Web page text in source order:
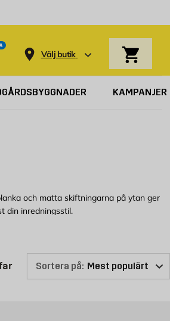
Välj butik
KAMPANJER
och matta skiftningarna på ytan ger
din inredningsstil.
köpaklinker efter yta
, allt från
Produktlistan är uppdaterad: 2
Sortera på: